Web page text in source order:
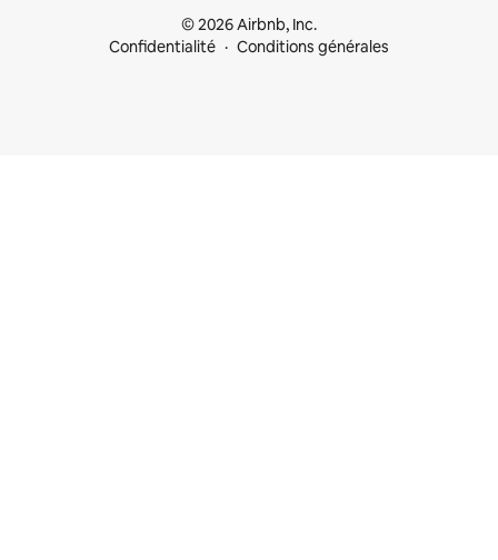
© 2026 Airbnb, Inc.
Confidentialité
Conditions générales